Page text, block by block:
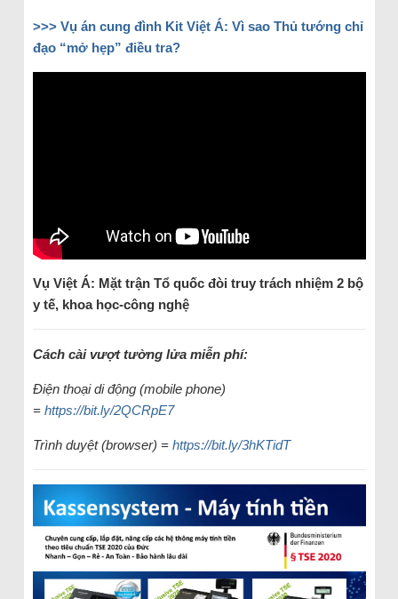
>>> Vụ án cung đình Kit Việt Á: Vì sao Thủ tướng chỉ
đạo “mở hẹp” điều tra?
Vụ Việt Á: Mặt trận Tổ quốc đòi truy trách nhiệm 2 bộ
y tế, khoa học-công nghệ
Cách cài vượt tường lửa miễn phí:
Điện thoại di động (mobile phone)
= https://bit.ly/2QCRpE7
Trình duyệt (browser) = https://bit.ly/3hKTidT